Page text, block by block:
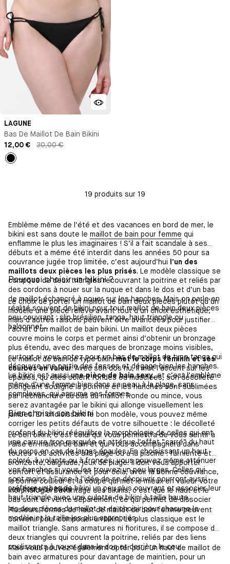
LAGUNE
Bas De Maillot De Bain Bikini
12,00 €
30,00 €
Noir
19 produits sur 19
Emblème même de l’été et des vacances en bord de mer, le
bikini est sans doute le maillot de bain pour femme qui
enflamme le plus les imaginaires ! S’il a fait scandale à ses
débuts et a même été interdit dans les années 50 pour sa
couvrance jugée trop limitée, c’est aujourd’hui
l’un des
maillots deux pièces les plus prisés. Le modèle classique se
compose de deux triangles recouvrant la poitrine et reliés par
des cordons à nouer sur la nuque et dans le dos et d’un bas
de maillot échancré à nouer sur les hanches. Mais on parle en
réalité souvent de bikini pour tout maillot de bain deux pièces
peu couvrant : slip brésilien, tanga, haut triangle ou
balconnet…
Pourquoi choisir un bikini ?
Le choix de porter un maillot de bain deux pièces plutôt qu’un
modèle une pièce relève avant tout d’un choix esthétique,
mais d’autres raisons peuvent être avancées pour justifier
l’achat d’un maillot de bain bikini. Un maillot deux pièces
couvre moins le corps et permet ainsi d’obtenir un bronzage
plus étendu, avec des marques de bronzage moins visibles,
surtout si vous optez pour un bas de maillot de type tanga qui
découvre une partie des fesses et dégage bien les hanches.
Le bikini est aussiune pièce de bain sexy, et c’est l’emblème
même d’une femme bien dans sa peau à la plage, sans
complexes, qui assume ses formes.
Le maillot de bain de type bikinimet le corps féminin et ses
courbes en valeur. Avec son dos nu, il met l’accent sur les
épaules, qu’elles soient rondes ou musclées, son décolleté
plongeant souligne la poitrine et les hanches sont sublimées
par l’échancrure du bas du maillot. Ronde ou mince, vous
serez avantagée par le bikini qui allonge visuellement les
jambes. En choisissant le bon modèle, vous pouvez même
corriger les petits défauts de votre silhouette : le décolleté
profond du bikini rééquilibre la morphologie de celles qui ont
une carrure trop marquée et atténue l’effet “carré” du haut
du corps en cas de larges épaules. En choisissant un haut
coloré, à volants ou à fronces, vous pouvez même atténuer
vos hanches si vous les trouvez un peu larges. Celles qui
sont moins à l’aise à l’idée de se découvrir pourront aussi
préférer un bas de bikini un peu plus couvrant et associer leur
haut triangle avec une culotte de bikini à taille haute.
Bien choisir son bikini
Le bon bikini, c’est celui qui vous permettra de vous sentir à
l’aise en maillot de bain et qui vous accompagnera dans
toutes vos activités à la plage ou à la piscine : farniente et
bronzette, baignade, jeux de plage. Il doit vous apporter
confort et assurance et pour cela, avoir la bonne couvrance,
la bonne couleur et la coupe qui met le mieux en valeur votre
morphologie. L’avantage des bikinis, c’est que le haut et le
bas sont en vente séparément, ce qui permet de dissocier
les deux pièces du maillot et de choisir pour chacune le
modèle et la taille les plus appropriés.
Les hauts de bikini
Plusieurs formes de haut de maillot de bain femme peuvent
convenir pour composer un bikini. Le plus classique est le
maillot triangle. Sans armatures ni fioritures, il se compose de
deux triangles qui couvrent la poitrine, reliés par des liens
coulissants à nouer dans le dos et derrière le cou.
Mais vous pouvez également opter pour un haut de maillot de
bain avec armatures pour davantage de maintien, pour un